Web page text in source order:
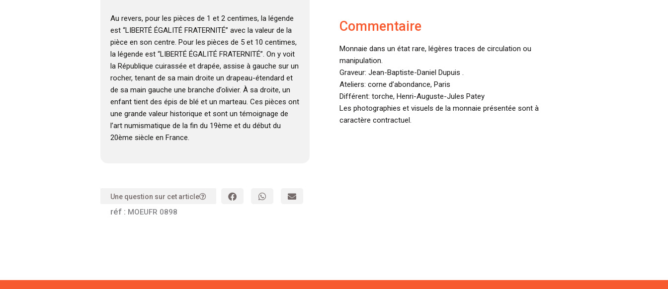
Au revers, pour les pièces de 1 et 2 centimes, la légende
est “LIBERTÉ ÉGALITÉ FRATERNITÉ” avec la valeur de la
pièce en son centre. Pour les pièces de 5 et 10 centimes,
la légende est “LIBERTÉ ÉGALITÉ FRATERNITÉ”. On y voit
la République cuirassée et drapée, assise à gauche sur un
rocher, tenant de sa main droite un drapeau-étendard et
de sa main gauche une branche d’olivier. À sa droite, un
enfant tient des épis de blé et un marteau. Ces pièces ont
une grande valeur historique et sont un témoignage de
l’art numismatique de la fin du 19ème et du début du
20ème siècle en France.
Une question sur cet article
réf : MOEUFR 0898
Commentaire
Monnaie dans un état rare, légères traces de circulation ou
manipulation.
Graveur: Jean-Baptiste-Daniel Dupuis .
Ateliers: corne d’abondance, Paris
Différent: torche, Henri-Auguste-Jules Patey
Les photographies et visuels de la monnaie présentée sont à
caractère contractuel.